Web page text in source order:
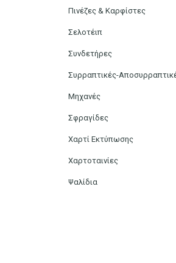
Πινέζες & Καρφίστες
Σελοτέιπ
Συνδετήρες
Συρραπτικές-
Μηχανές
Σφραγίδες
Χαρτί Εκτύπωσης
Χαρτοταινίες
Ψαλίδια